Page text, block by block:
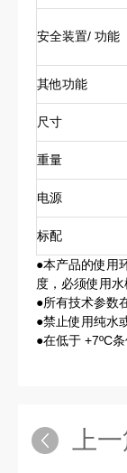
安全装置/ 功能
其他功能
尺寸
重量
电源
标配
●本产品的使用
度，必须使用水
●所有技术参数
●禁止使用纯水
●在低于 +7ºC
上